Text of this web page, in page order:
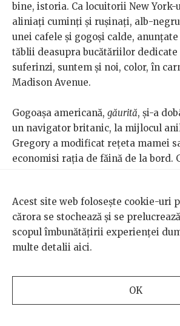
bine, istoria. Ca locuitorii New York-
aliniați cuminți și rușinați, alb-
unei cafele și gogoși calde,
tăblii deasupra bucătăriilor dedicate
suferinzi, suntem și noi, color, în
Madison Avenue.
Gogoașa americană, găurită, și-a
un navigator britanic, la mijlocul
Gregory a modificat rețeta mamei
economisi rația de făină de la bord.
de mâine. Ele spuneau așa: „As
make this your goal: Watch the
hole” - pe limba noastră, via google
umorul necesar orice-ului: „Pe
în hău.”
Acest site web folosește cookie-uri
cărora se stochează și se
scopul îmbunătățirii experienței
multe detalii aici.
OK